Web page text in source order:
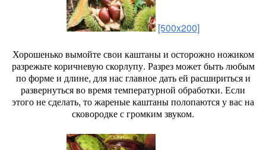
[500x200]
Хорошенько вымойте свои каштаны и осторожно ножиком
разрежьте коричневую скорлупу. Разрез может быть любым
по форме и длине, для нас главное дать ей расшириться и
развернуться во время температурной обработки. Если
этого не сделать, то жареные каштаны полопаются у вас на
сковородке с громким звуком.